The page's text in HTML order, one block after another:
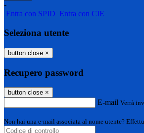
-
Entra con SPID Entra con CIE
Seleziona utente
button close ×
Recupero password
button close ×
E-mail Verrà
Non hai una e-mail associata al nome utente?